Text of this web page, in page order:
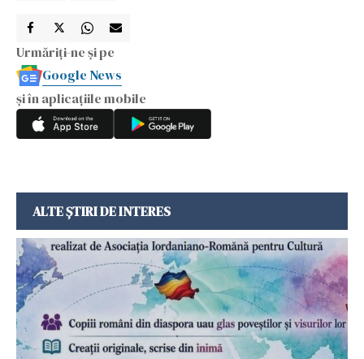
Urmăriți-ne și pe
Google News
și în aplicațiile mobile
ALTE ȘTIRI DE INTERES